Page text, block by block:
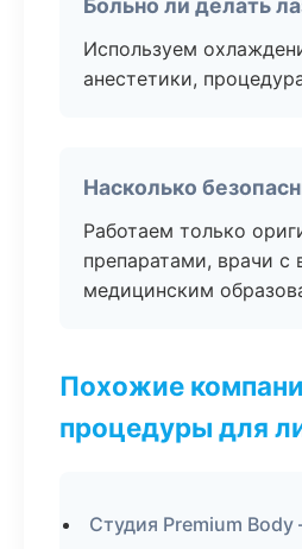
Больно ли делать
Используем
анестетики,
Насколько
Работаем только
препаратами, врачи
медицинским
Похожие
процедуры для
Студия Premium